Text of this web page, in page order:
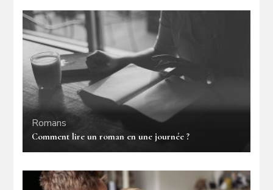
Romans
Comment lire un roman en une journée ?